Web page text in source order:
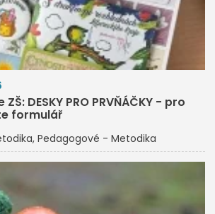
DESKY PRO PRVŇÁČKY - pro
formulář
Pedagogové - Metodika